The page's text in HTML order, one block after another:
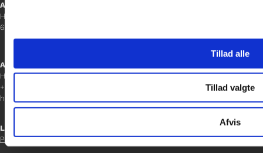
Tillad alle
Tillad valgte
Afvis
Aabenraa
H P Hanssens Gade 23, 2.
6200 Aabenraa
Afdelingschef
Helene Teichert
+45 29 37 32 41
helene.t@gladfonden.dk
Links
Persondatapolitik
